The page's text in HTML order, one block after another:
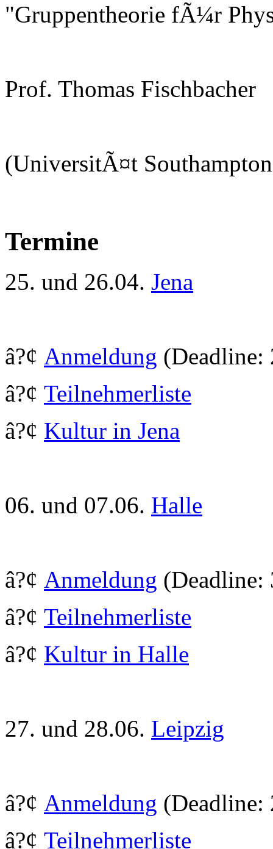
"Gruppentheorie fÃ¼r
Prof. Thomas Fischbacher
(UniversitÃ¤t
Termine
25. und 26.04. Jena
â?¢ Anmeldung
â?¢ Teilnehmerliste
â?¢ Kultur in Jena
06. und 07.06. Halle
â?¢ Anmeldung (Deadline:
â?¢ Teilnehmerliste
â?¢ Kultur in Halle
27. und 28.06. Leipzig
â?¢ Anmeldung (Deadline:
â?¢ Teilnehmerliste